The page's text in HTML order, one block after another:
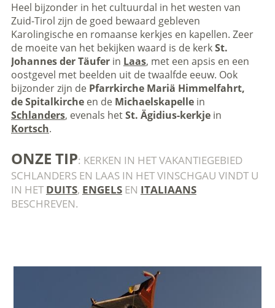
Heel bijzonder in het cultuurdal in het westen van
Zuid-Tirol zijn de goed bewaard gebleven
Karolingische en romaanse kerkjes en kapellen. Zeer
de moeite van het bekijken waard is de kerkSt.
Johannes der Täufer in Laas, met een apsis en een
oostgevel met beelden uit de twaalfde eeuw. Ook
bijzonder zijn de Pfarrkirche Mariä Himmelfahrt,
de Spitalkircheen de Michaelskapelle in
Schlanders, evenals hetSt. Ägidius-kerkjein
Kortsch.
ONZE TIP: KERKEN IN HET VAKANTIEGEBIED
SCHLANDERS EN LAAS IN HET VINSCHGAU VINDT U
IN HETDUITS, ENGELSEN ITALIAANS
BESCHREVEN.